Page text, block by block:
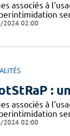
associés à
2024 02:00
:
associés à
2024 02:00